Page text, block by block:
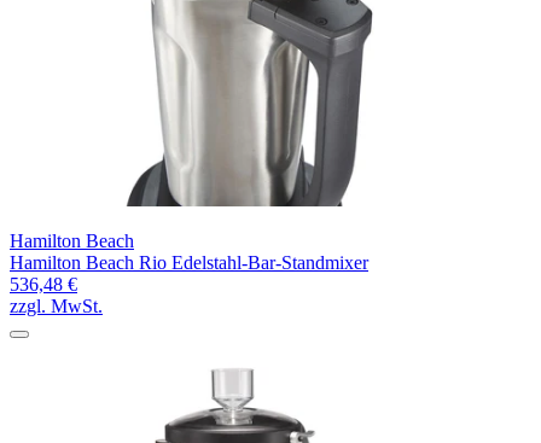
Hamilton Beach
Hamilton Beach Rio Edelstahl-Bar-Standmixer
536,48 €
zzgl. MwSt.